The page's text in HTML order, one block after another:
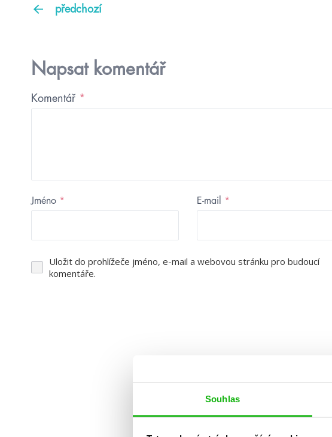
Souhlas
předchozí
Napsat komentář
Komentář *
Jméno * E-mail *
Uložit do prohlížeče jméno, e-mail a webovou stránku pro budoucí
komentáře.